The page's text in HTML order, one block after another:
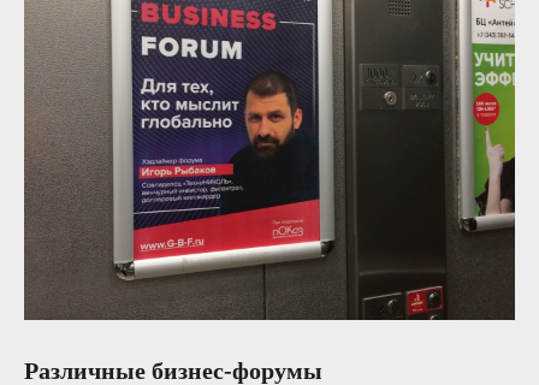
Различные бизнес-форумы